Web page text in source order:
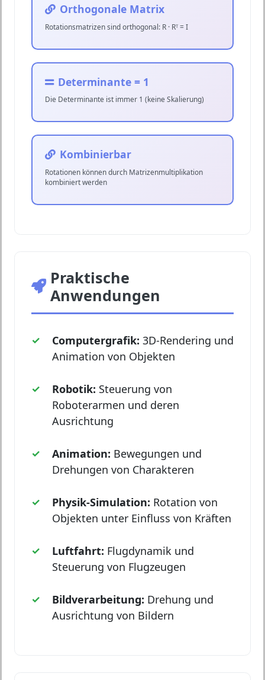
Orthogonale Matrix
Rotationsmatrizen sind orthogonal: R · Rᵀ = I
Determinante = 1
Die Determinante ist immer 1 (keine Skalierung)
Kombinierbar
Rotationen können durch Matrizenmultiplikation
kombiniert werden
Praktische
Anwendungen
Computergrafik: 3D-Rendering und
Animation von Objekten
Robotik: Steuerung von
Roboterarmen und deren
Ausrichtung
Animation: Bewegungen und
Drehungen von Charakteren
Physik-Simulation: Rotation von
Objekten unter Einfluss von Kräften
Luftfahrt: Flugdynamik und
Steuerung von Flugzeugen
Bildverarbeitung: Drehung und
Ausrichtung von Bildern